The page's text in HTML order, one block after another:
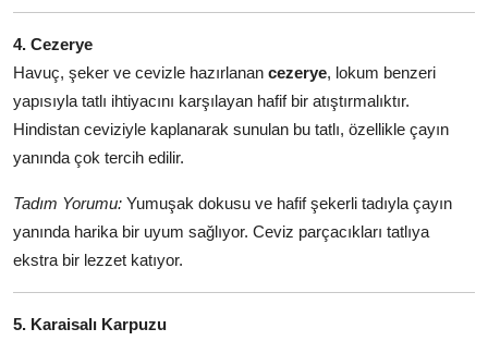
4. Cezerye
Havuç, şeker ve cevizle hazırlanan cezerye, lokum benzeri
yapısıyla tatlı ihtiyacını karşılayan hafif bir atıştırmalıktır.
Hindistan ceviziyle kaplanarak sunulan bu tatlı, özellikle çayın
yanında çok tercih edilir.
Tadım Yorumu: Yumuşak dokusu ve hafif şekerli tadıyla çayın
yanında harika bir uyum sağlıyor. Ceviz parçacıkları tatlıya
ekstra bir lezzet katıyor.
5. Karaisalı Karpuzu